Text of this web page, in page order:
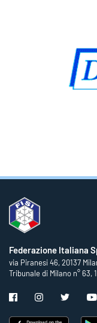
Federazione Italiana
via Piranesi 46, 20137
Tribunale di Milano n° 63,